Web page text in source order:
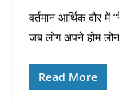
वर्तमान आर्थिक दौर
जब लोग अपने होम
Read More